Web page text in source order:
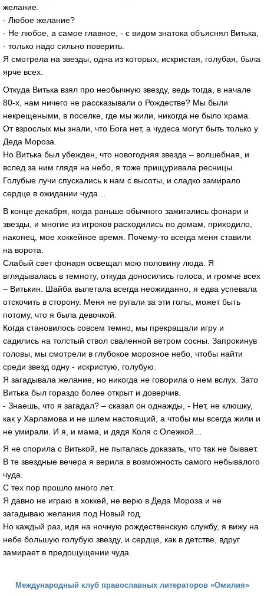
желание.
- Любое желание?
- Не любое, а самое главное, - с видом знатока объяснял Витька,
- только надо сильно поверить.
Я смотрела на звезды, одна из которых, искристая, голубая, была
ярче всех.
Откуда Витька взял про необычную звезду, ведь тогда, в начале
80-х, нам ничего не рассказывали о Рождестве? Мы были
некрещеными, в поселке, где мы жили, никогда не было храма.
От взрослых мы знали, что Бога нет, а чудеса могут быть только у
Деда Мороза.
Но Витька был убежден, что новогодняя звезда – волшебная, и
вслед за ним глядя на небо, я тоже прищуривала ресницы.
Голубые лучи спускались к нам с высоты, и сладко замирало
сердце в ожидании чуда…
В конце декабря, когда раньше обычного зажигались фонари и
звезды, и многие из игроков расходились по домам, приходило,
наконец, мое хоккейное время. Почему-то всегда меня ставили
на ворота.
Слабый свет фонаря освещал мою половину люда. Я
вглядывалась в темноту, откуда доносились голоса, и громче всех
– Витькин. Шайба вылетала всегда неожиданно, я едва успевала
отскочить в сторону. Меня не ругали за эти голы, может быть
потому, что я была девочкой.
Когда становилось совсем темно, мы прекращали игру и
садились на толстый ствол сваленной ветром сосны. Запрокинув
головы, мы смотрели в глубокое морозное небо, чтобы найти
среди звезд одну - искристую, голубую.
Я загадывала желание, но никогда не говорила о нем вслух. Зато
Витька был гораздо более открыт и доверчив.
- Знаешь, что я загадал? – сказал он однажды, - Нет, не клюшку,
как у Харламова и не шлем настоящий, а чтобы мы всегда жили и
не умирали. И я, и мама, и дядя Коля с Олежкой…
Я не спорила с Витькой, не пыталась доказать, что так не бывает.
В те звездные вечера я верила в возможность самого небывалого
чуда.
С тех пор прошло много лет.
Я давно не играю в хоккей, не верю в Деда Мороза и не
загадываю желания под Новый год.
Но каждый раз, идя на ночную рождественскую службу, я вижу на
небе большую голубую звезду, и сердце, как в детстве, вдруг
замирает в предощущении чуда.
Международный клуб православных литераторов «Омилия»